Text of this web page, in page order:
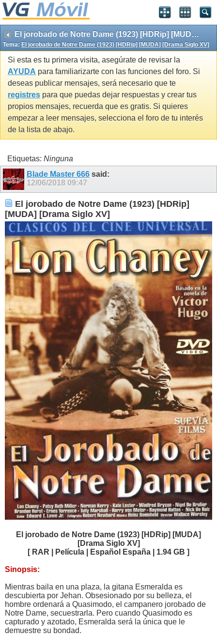
El jorobado de Notre Dame (1923) [HDRip] [MUDA] [Drama Siglo XV]
Tema: El jorobado de Notre Dame (1923) [HDRip] [MUDA] [Drama Siglo XV]
Si esta es tu primera visita, asegúrate de revisar la
AYUDA para familiarizarte con las funciones del foro. Si
deseas publicar mensajes, será necesario que te
registres para que puedas dejar respuestas y crear tus
propios mensajes, recuerda que es gratis. Si quieres
empezar a leer mensajes, selecciona el foro de tu interés
de la lista de abajo.
Etiquetas: Ninguna
Blade Master 666 said:
12/06/2018 09:47
El jorobado de Notre Dame (1923) [HDRip]
[MUDA] [Drama Siglo XV]
El jorobado de Notre Dame (1923) [HDRip] [MUDA]
[Drama Siglo XV]
[ RAR | Película | Español España | 1.94 GB ]
Sinopsis:
Mientras baila en una plaza, la gitana Esmeralda es
descubierta por Jehan. Obsesionado por su belleza, el
hombre ordenará a Quasimodo, el campanero jorobado de
Notre Dame, secuestrarla. Pero cuando Quasimodo es
capturado y azotado, Esmeralda será la única que le
demuestre su bondad.